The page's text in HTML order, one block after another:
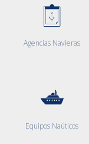
Agencias Navieras
Equipos Naúticos